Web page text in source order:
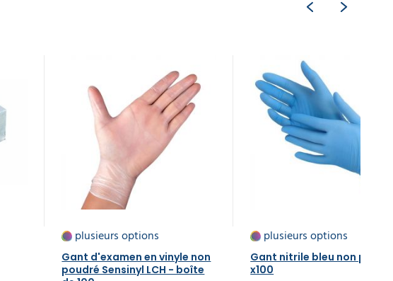
plusieurs options
Gant d'examen en vinyle non
poudré Sensinyl LCH - boîte
plusieurs options
Gant nitrile bleu non
x100